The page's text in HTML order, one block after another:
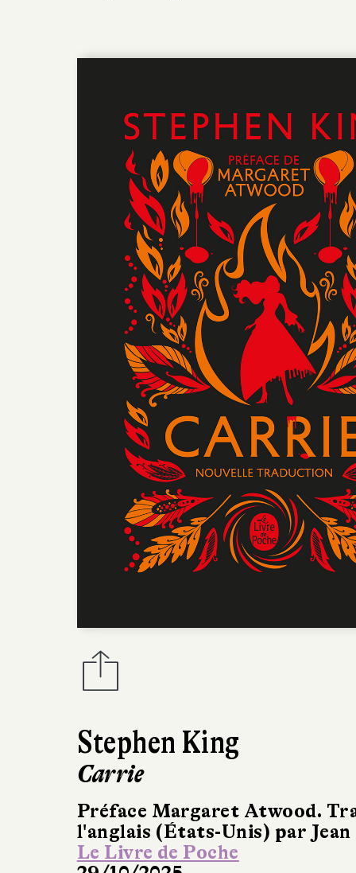
Stephen King
Carrie
Préface Margaret Atwood.
l'anglais (États-Unis) par Jean
Le Livre de Poche